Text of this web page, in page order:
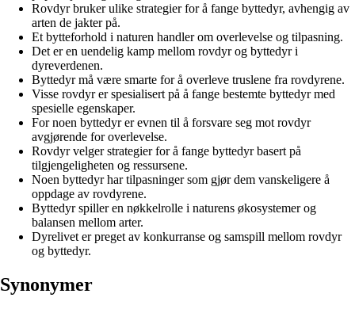
Rovdyr bruker ulike strategier for å fange byttedyr, avhengig av
arten de jakter på.
Et bytteforhold i naturen handler om overlevelse og tilpasning.
Det er en uendelig kamp mellom rovdyr og byttedyr i
dyreverdenen.
Byttedyr må være smarte for å overleve truslene fra rovdyrene.
Visse rovdyr er spesialisert på å fange bestemte byttedyr med
spesielle egenskaper.
For noen byttedyr er evnen til å forsvare seg mot rovdyr
avgjørende for overlevelse.
Rovdyr velger strategier for å fange byttedyr basert på
tilgjengeligheten og ressursene.
Noen byttedyr har tilpasninger som gjør dem vanskeligere å
oppdage av rovdyrene.
Byttedyr spiller en nøkkelrolle i naturens økosystemer og
balansen mellom arter.
Dyrelivet er preget av konkurranse og samspill mellom rovdyr
og byttedyr.
Synonymer